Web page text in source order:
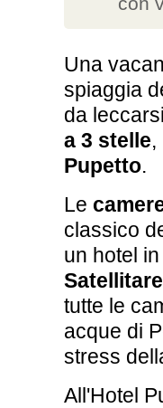
Una
spiaggia
da
a 3 stelle,
Pupetto.
Le
classico
un hotel
Satellitare
tutte le
acque di
stress
All'Hotel